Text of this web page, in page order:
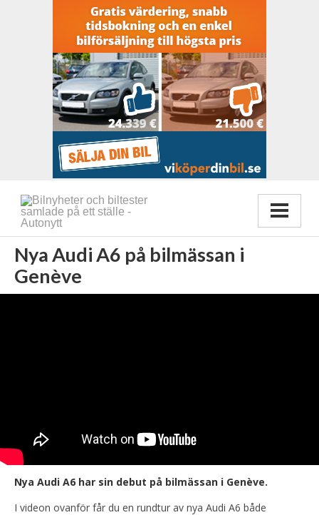
Nya Audi A6 på bilmässan i
Genève
Nya Audi A6 har sin debut på bilmässan i Genève.
I videon ovanför får du en rundtur av nya Audi A6 både